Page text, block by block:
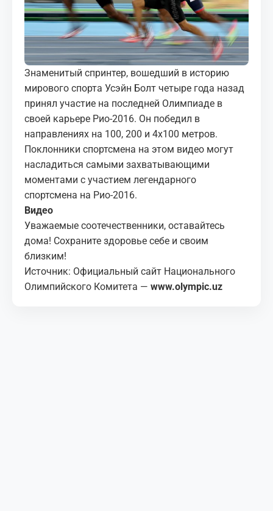
КОРТЫ
КОНТАКТЫ
UZ-PIN
Знаменитый спринтер, вошедший в историю
мирового спорта Усэйн Болт четыре года назад
принял участие на последней Олимпиаде в
своей карьере Рио-2016. Он победил в
направлениях на 100, 200 и 4х100 метров.
Поклонники спортсмена на этом видео могут
насладиться самыми захватывающими
моментами с участием легендарного
спортсмена на Рио-2016.
Видео
Уважаемые соотечественники, оставайтесь
дома! Сохраните здоровье себе и своим
близким!
Источник: Официальный сайт Национального
Олимпийского Комитета — www.olympic.uz